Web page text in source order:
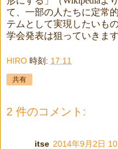
て、一部の人たちに定常
テムとして実現したいも
学会発表は狙っていきます
HIRO 時刻: 17:11
共有
2 件のコメント:
itse 2014年9月2日